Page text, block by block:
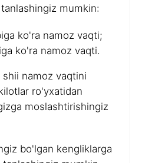
mumkin:
ko'ra namoz vaqti;
ko'ra namoz vaqti.
shii namoz vaqtini
ro'yxatidan
moslashtirishingiz
bo'lgan kengliklarga